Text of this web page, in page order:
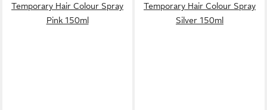
Temporary Hair Colour Spray
Pink 150ml
Temporary Hair Colour Spray
Silver 150ml